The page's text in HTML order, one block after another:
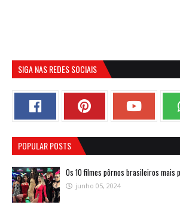
SIGA NAS REDES SOCIAIS
POPULAR POSTS
Os 10 filmes pôrnos brasileiros mais
junho 05, 2024